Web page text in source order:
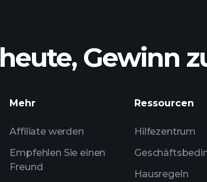
Bestände Gewinn
Mehr
Affiliate werden
Empfehlen Sie einen
Freund
Ressourcen
Hilfezentrum
Hausregeln